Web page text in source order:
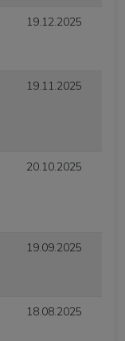
19.12.2025
19.11.2025
20.10.2025
19.09.2025
18.08.2025